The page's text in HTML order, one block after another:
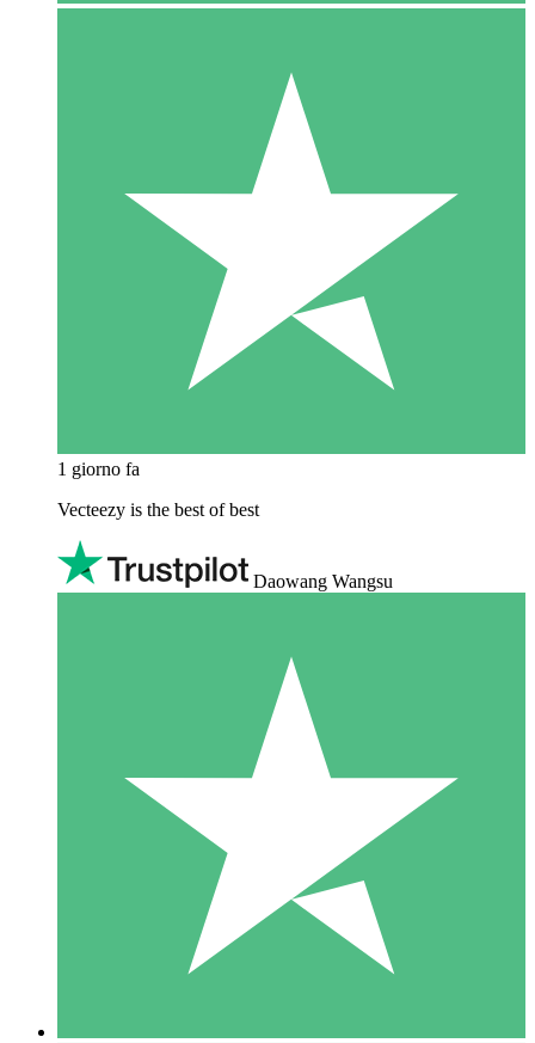
1 giorno fa
Vecteezy is the best of best
Daowang Wangsu